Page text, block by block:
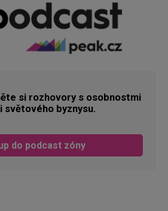
si rozhovory s osobnostmi
světového byznysu.
do podcast zóny